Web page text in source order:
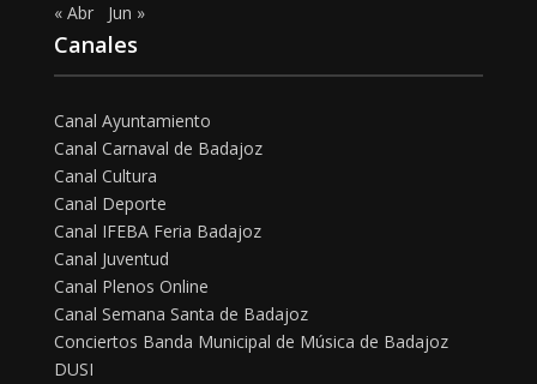
« Abr
Jun »
Canales
Canal Ayuntamiento
Canal Carnaval de Badajoz
Canal Cultura
Canal Deporte
Canal IFEBA Feria Badajoz
Canal Juventud
Canal Plenos Online
Canal Semana Santa de Badajoz
Conciertos Banda Municipal de Música de Badajoz
DUSI